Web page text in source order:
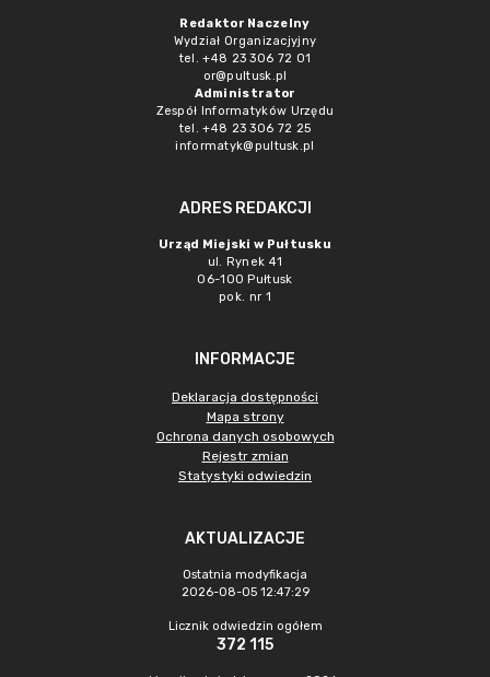
Redaktor Naczelny
Wydział Organizacjyjny
tel. +48 23 306 72 01
or@pultusk.pl
Administrator
Zespół Informatyków Urzędu
tel. +48 23 306 72 25
informatyk@pultusk.pl
ADRES REDAKCJI
Urząd Miejski w Pułtusku
ul. Rynek 41
06-100 Pułtusk
pok. nr 1
INFORMACJE
Deklaracja dostępności
Mapa strony
Ochrona danych osobowych
Rejestr zmian
Statystyki odwiedzin
AKTUALIZACJE
Ostatnia modyfikacja
2026-08-05 12:47:29
Licznik odwiedzin ogółem
372 115